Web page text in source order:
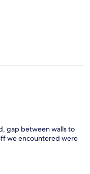
gap between walls to
we encountered were